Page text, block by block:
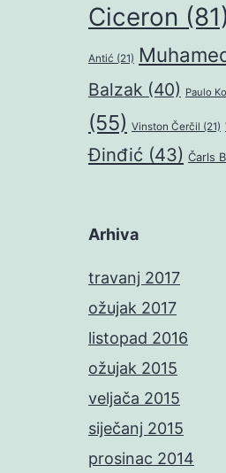
Ciceron (81)
Antić (21)
Balzak (40) Paulo
(55) Vinston Čerčil (21)
Đinđić (43) Čarls
Arhiva
travanj 2017
ožujak 2017
listopad 2016
ožujak 2015
veljača 2015
siječanj 2015
prosinac 2014